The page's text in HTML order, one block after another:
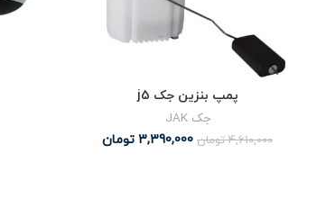
پمپ بنزین جک j5
جک JAK
4,610,000 تومان 3,390,000 تومان